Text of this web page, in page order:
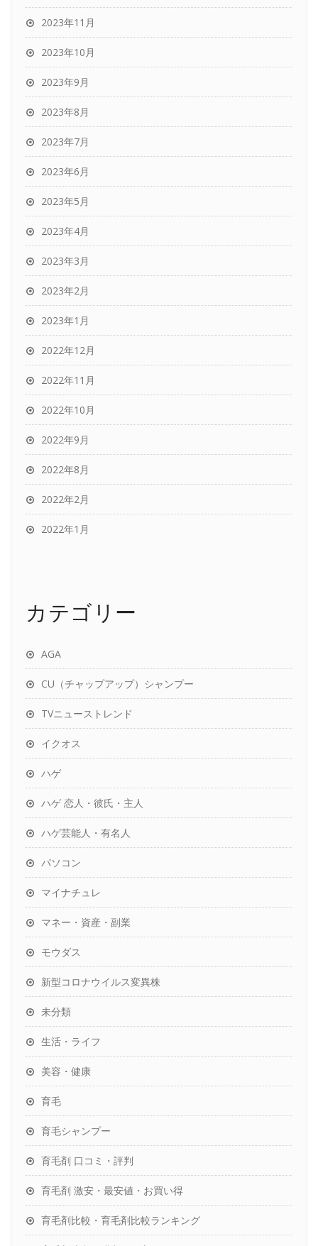
2023年11月
2023年10月
2023年9月
2023年8月
2023年7月
2023年6月
2023年5月
2023年4月
2023年3月
2023年2月
2023年1月
2022年12月
2022年11月
2022年10月
2022年9月
2022年8月
2022年2月
2022年1月
カテゴリー
AGA
CU（チャップアップ）シャンプー
TVニューストレンド
イクオス
ハゲ
ハゲ 恋人・彼氏・主人
ハゲ芸能人・有名人
パソコン
マイナチュレ
マネー・資産・副業
モウダス
新型コロナウイルス変異株
未分類
生活・ライフ
美容・健康
育毛
育毛シャンプー
育毛剤 口コミ・評判
育毛剤 激安・最安値・お買い得
育毛剤比較・育毛剤比較ランキング